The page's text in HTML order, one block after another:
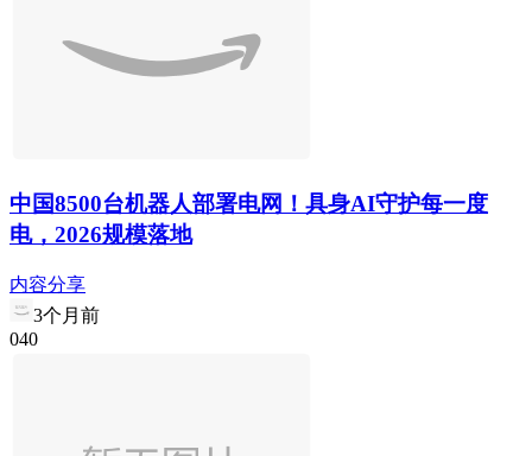
中国8500台机器人部署电网！具身AI守护每一度
电，2026规模落地
内容分享
3个月前
040